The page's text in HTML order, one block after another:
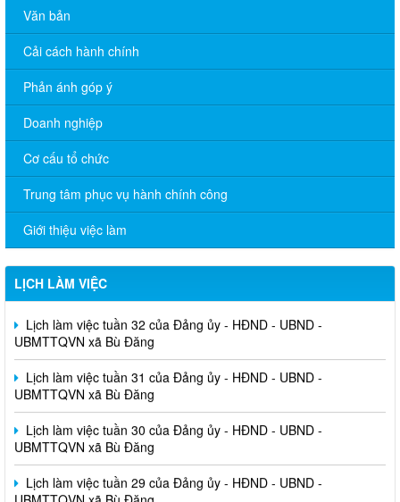
Văn bản
Cải cách hành chính
Phản ánh góp ý
Doanh nghiệp
Cơ cấu tổ chức
Trung tâm phục vụ hành chính công
Giới thiệu việc làm
LỊCH LÀM VIỆC
Lịch làm việc tuần 32 của Đảng ủy - HĐND - UBND -
UBMTTQVN xã Bù Đăng
Lịch làm việc tuần 31 của Đảng ủy - HĐND - UBND -
UBMTTQVN xã Bù Đăng
Lịch làm việc tuần 30 của Đảng ủy - HĐND - UBND -
UBMTTQVN xã Bù Đăng
Lịch làm việc tuần 29 của Đảng ủy - HĐND - UBND -
UBMTTQVN xã Bù Đăng